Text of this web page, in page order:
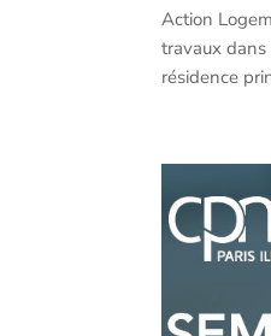
Action
travaux dans
résidence